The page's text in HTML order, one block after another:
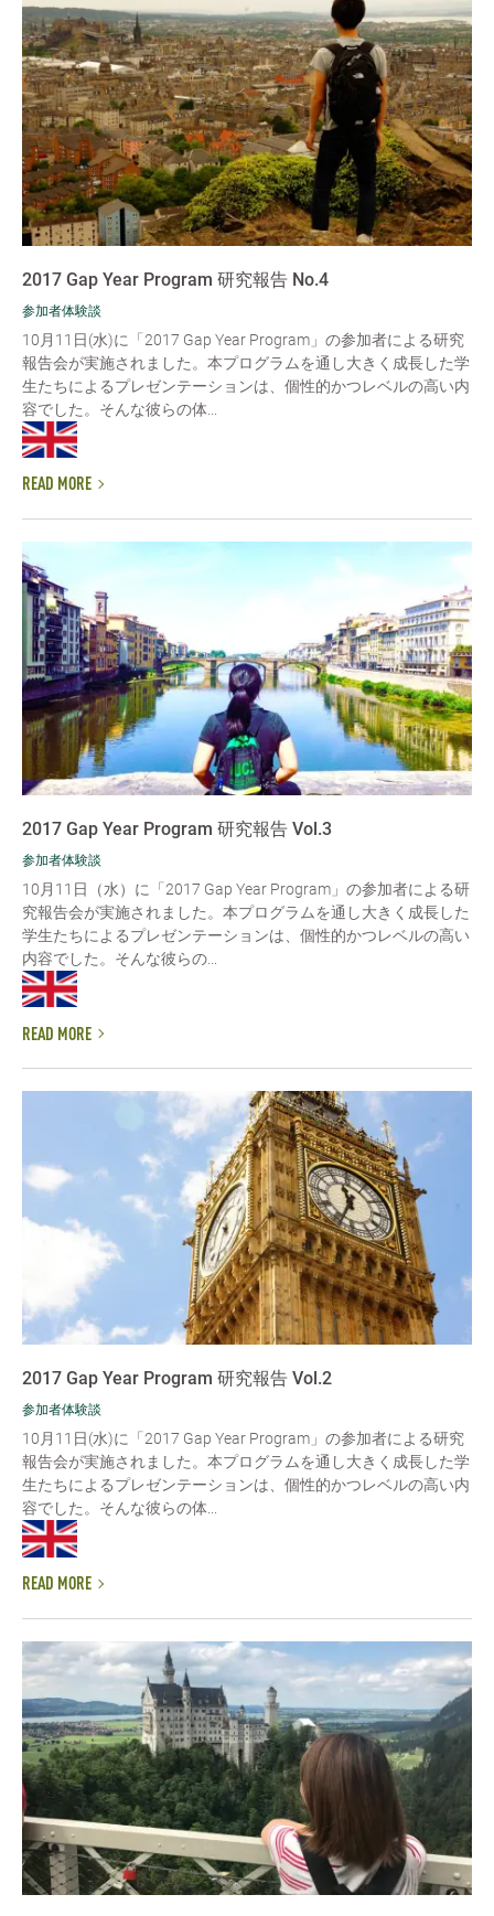
2017 Gap Year Program 研究報告 No.4
参加者体験談
10月11日(水)に「2017 Gap Year Program」の参加者による研究
報告会が実施されました。本プログラムを通し大きく成長した学
生たちによるプレゼンテーションは、個性的かつレベルの高い内
容でした。そんな彼らの体...
READ MORE
2017 Gap Year Program 研究報告 Vol.3
参加者体験談
10月11日（水）に「2017 Gap Year Program」の参加者による研
究報告会が実施されました。本プログラムを通し大きく成長した
学生たちによるプレゼンテーションは、個性的かつレベルの高い
内容でした。そんな彼らの...
READ MORE
2017 Gap Year Program 研究報告 Vol.2
参加者体験談
10月11日(水)に「2017 Gap Year Program」の参加者による研究
報告会が実施されました。本プログラムを通し大きく成長した学
生たちによるプレゼンテーションは、個性的かつレベルの高い内
容でした。そんな彼らの体...
READ MORE